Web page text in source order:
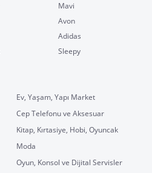
Mavi
Avon
Adidas
Sleepy
Ev, Yaşam, Yapı Market
Cep Telefonu ve Aksesuar
Kitap, Kırtasiye, Hobi, Oyuncak
Moda
Oyun, Konsol ve Dijital Servisler